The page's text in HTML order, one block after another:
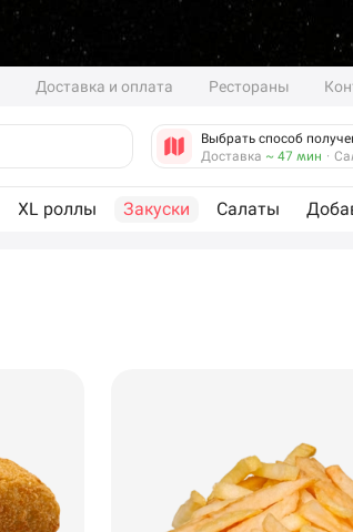
Доставка и оплата Рестораны
Выбрать способ
Доставка ~ 47 мин ·
XL роллы Закуски Салаты